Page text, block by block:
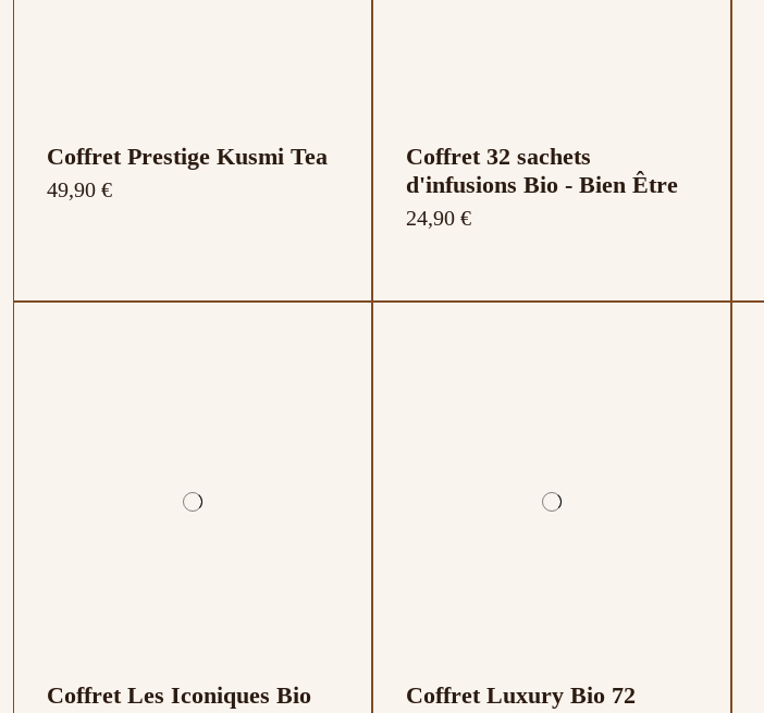
Coffret Prestige Kusmi Tea
49,90 €
Coffret 32 sachets
d'infusions Bio - Bien Être
24,90 €
Coffret Les Iconiques Bio
Coffret Luxury Bio 72